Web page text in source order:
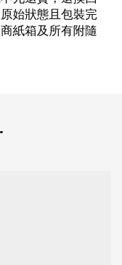
始狀態且包裝完
紙箱及所有附隨